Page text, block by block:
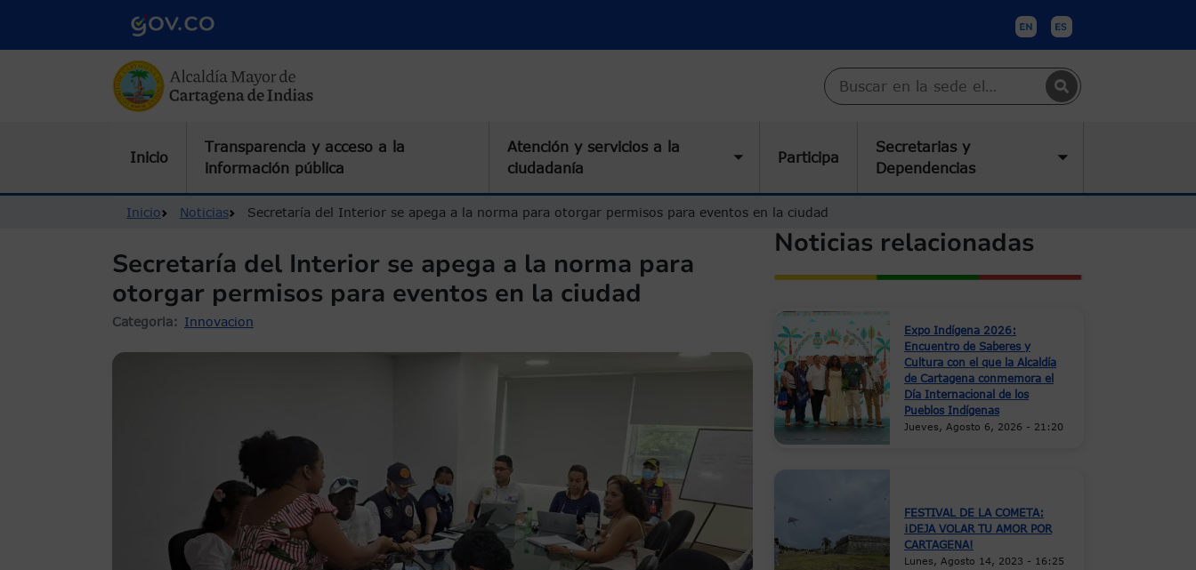
Buscar en Cartagena
Inicio
Transparencia y acceso a la
información pública
Atención y servicios a la
ciudadanía
Toggle submenu
Participa
Secretarias y
Dependencias
Ruta de navegación
Inicio Noticias Secretaría del Interior se apega a la norma para otorgar permisos para eventos en la ciudad
Secretaría del Interior se apega a la norma para
otorgar permisos para eventos en la ciudad
Categoria Innovacion
Noticias relacionadas
Expo Indígena 2026:
Encuentro de Saberes y
Cultura con el que la Alcaldía
de Cartagena conmemora el
Día Internacional de los
Pueblos Indígenas
Jueves, Agosto 6, 2026 - 21:20
FESTIVAL DE LA COMETA:
¡DEJA VOLAR TU AMOR POR
CARTAGENA!
Lunes, Agosto 14, 2023 - 16:25